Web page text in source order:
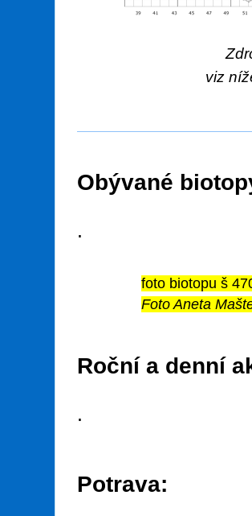
viz
Obývané
.
foto biotopu š
Foto Aneta
Roční a denní
.
Potrava: